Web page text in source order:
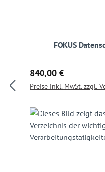
FOKUS
Regulärer Preis:
840,00 €
Preise inkl. MwSt. zzgl.